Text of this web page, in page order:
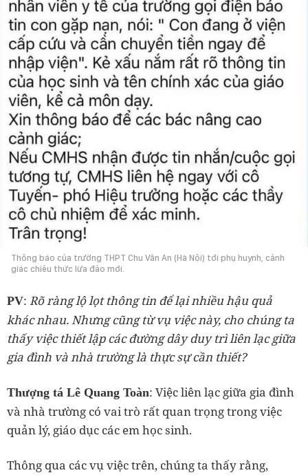
Thông báo của trường THPT Chu Văn An (Hà Nội) tới phụ huynh, cảnh
giác chiêu thức lừa đảo mới.
PV: Rõ ràng lộ lọt thông tin để lại nhiều hậu quả
khác nhau. Nhưng cũng từ vụ việc này, cho chúng ta
thấy việc thiết lập các đường dây duy trì liên lạc giữa
gia đình và nhà trường là thực sự cần thiết?
Thượng tá Lê Quang Toàn: Việc liên lạc giữa gia đình
và nhà trường có vai trò rất quan trọng trong việc
quản lý, giáo dục các em học sinh.
Thông qua các vụ việc trên, chúng ta thấy rằng,